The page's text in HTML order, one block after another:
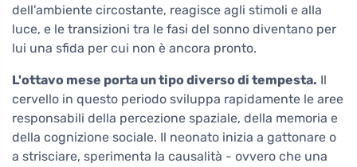
dell'ambiente circostante, reagisce agli stimoli e alla
luce, e le transizioni tra le fasi del sonno diventano per
lui una sfida per cui non è ancora pronto.
L'ottavo mese porta un tipo diverso di tempesta. Il
cervello in questo periodo sviluppa rapidamente le aree
responsabili della percezione spaziale, della memoria e
della cognizione sociale. Il neonato inizia a gattonare o
a strisciare, sperimenta la causalità - ovvero che una